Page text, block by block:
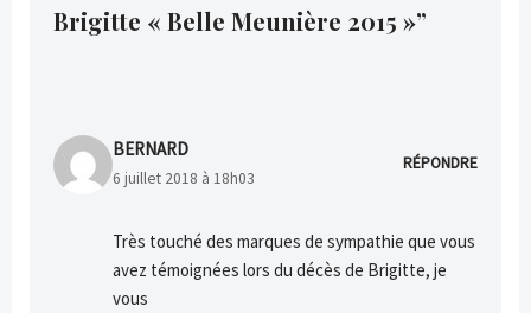
Brigitte « Belle Meunière 2015 »”
BERNARD
6 juillet 2018 à 18h03
RÉPONDRE
Très touché des marques de sympathie que vous
avez témoignées lors du décès de Brigitte, je
vous